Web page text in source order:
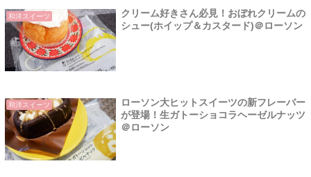
和洋スイーツ
クリーム好きさん必見！おぼれクリームの
シュー(ホイップ＆カスタード)＠ローソン
和洋スイーツ
ローソン大ヒットスイーツの新フレーバー
が登場！生ガトーショコラヘーゼルナッツ
＠ローソン